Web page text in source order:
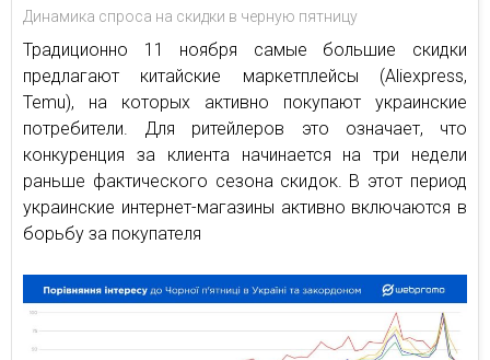
Динамика спроса на скидки в черную пятницу
Традиционно 11 ноября самые большие скидки
предлагают китайские маркетплейсы (Aliexpress,
Temu), на которых активно покупают украинские
потребители. Для ритейлеров это означает, что
конкуренция за клиента начинается на три недели
раньше фактического сезона скидок. В этот период
украинские интернет-магазины активно включаются в
борьбу за покупателя